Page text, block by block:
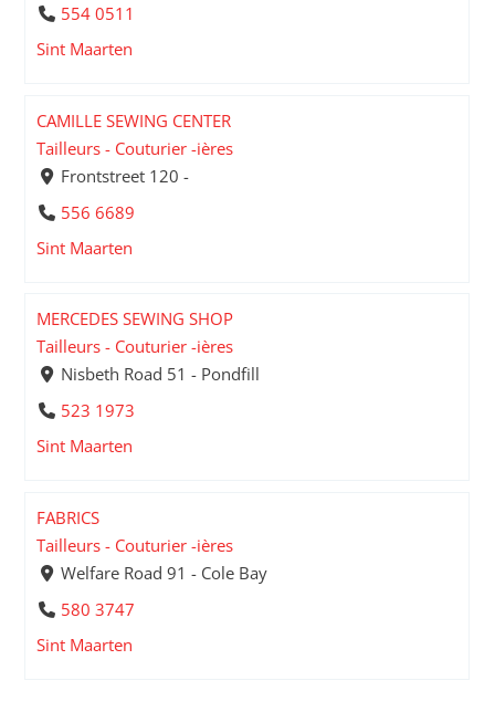
554 0511
Sint Maarten
CAMILLE SEWING CENTER
Tailleurs - Couturier -ières
Frontstreet 120 -
556 6689
Sint Maarten
MERCEDES SEWING SHOP
Tailleurs - Couturier -ières
Nisbeth Road 51 - Pondfill
523 1973
Sint Maarten
FABRICS
Tailleurs - Couturier -ières
Welfare Road 91 - Cole Bay
580 3747
Sint Maarten